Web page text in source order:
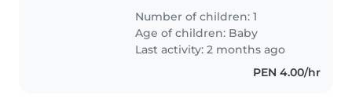
confianza que pueda cuidar de
nuestro pequeño en nuestra
propia casa. Buscamos a alguien
con experiencia..
Number of children: 1
Age of children: Baby
Last activity: 2 months ago
PEN 4.00/hr